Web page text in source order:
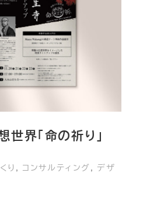
世界「命の祈り」
り , コンサルティング , デザ